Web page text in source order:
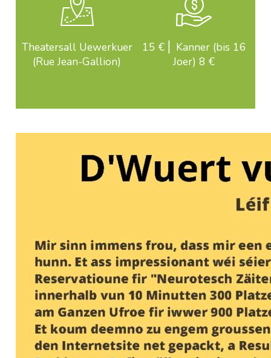
Theatersall Uewerkuer
(Rue Jean-Gallion)
15 € ⎜ Kanner (bis 16
Joer) 8 €